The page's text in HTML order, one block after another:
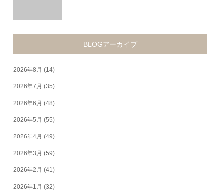
BLOGアーカイブ
2026年8月 (14)
2026年7月 (35)
2026年6月 (48)
2026年5月 (55)
2026年4月 (49)
2026年3月 (59)
2026年2月 (41)
2026年1月 (32)